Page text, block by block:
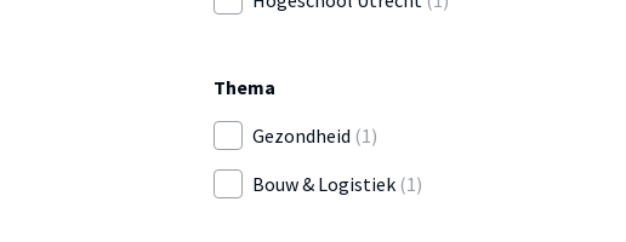
Thema
Gezondheid (1)
Bouw & Logistiek (1)